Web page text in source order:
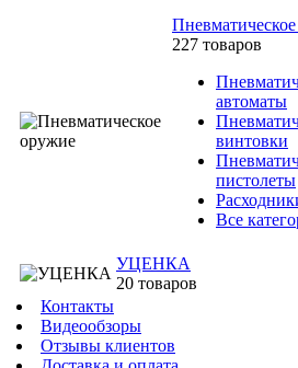
227 товаров
автоматы
винтовки
пистолеты
Все
УЦЕНКА
20 товаров
Контакты
Видеообзоры
Отзывы клиентов